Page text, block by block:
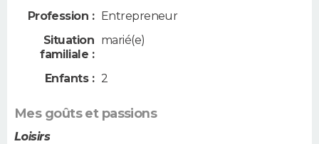
Profession : Entrepreneur
Situation
familiale :
marié(e)
Enfants : 2
Mes goûts et passions
Loisirs